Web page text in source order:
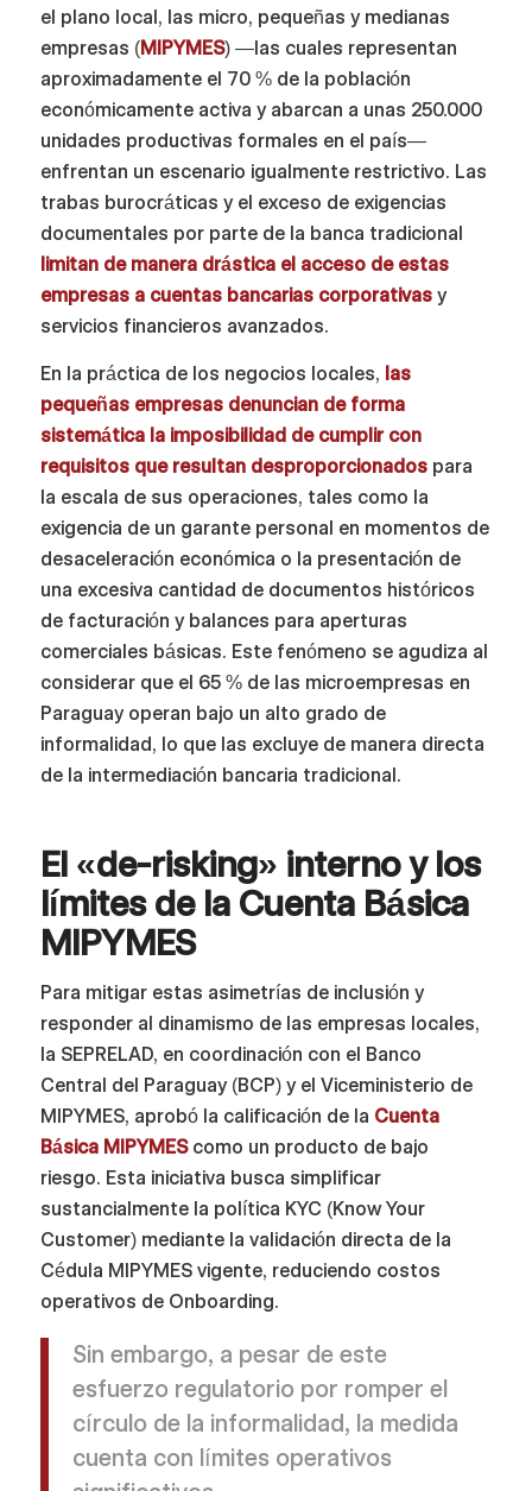
el plano local, las micro, pequeñas y medianas
empresas (MIPYMES) —las cuales representan
aproximadamente el 70 % de la población
económicamente activa y abarcan a unas 250.000
unidades productivas formales en el país—
enfrentan un escenario igualmente restrictivo. Las
trabas burocráticas y el exceso de exigencias
documentales por parte de la banca tradicional
limitan de manera drástica el acceso de estas
empresas a cuentas bancarias corporativasy
servicios financieros avanzados.
En la práctica de los negocios locales, las
pequeñas empresas denuncian de forma
sistemática la imposibilidad de cumplir con
requisitos que resultan desproporcionadospara
la escala de sus operaciones, tales como la
exigencia de un garante personal en momentos de
desaceleración económica o la presentación de
una excesiva cantidad de documentos históricos
de facturación y balances para aperturas
comerciales básicas. Este fenómeno se agudiza al
considerar que el 65 % de las microempresas en
Paraguay operan bajo un alto grado de
informalidad, lo que las excluye de manera directa
de la intermediación bancaria tradicional.
El «de-risking» interno y los
límites de la Cuenta Básica
MIPYMES
Para mitigar estas asimetrías de inclusión y
responder al dinamismo de las empresas locales,
la SEPRELAD, en coordinación con el Banco
Central del Paraguay (BCP) y el Viceministerio de
MIPYMES, aprobó la calificación de la Cuenta
Básica MIPYMEScomo un producto de bajo
riesgo. Esta iniciativa busca simplificar
sustancialmente la política KYC (Know Your
Customer) mediante la validación directa de la
Cédula MIPYMES vigente, reduciendo costos
operativos de Onboarding.
Sin embargo, a pesar de este
esfuerzo regulatorio por romper el
círculo de la informalidad, la medida
cuenta con límites operativos